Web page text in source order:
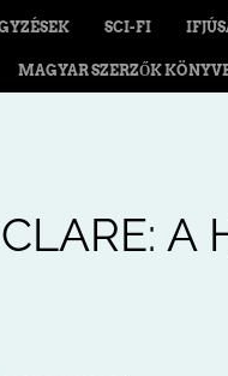
SCI-FI
MAGYAR SZERZŐK
A